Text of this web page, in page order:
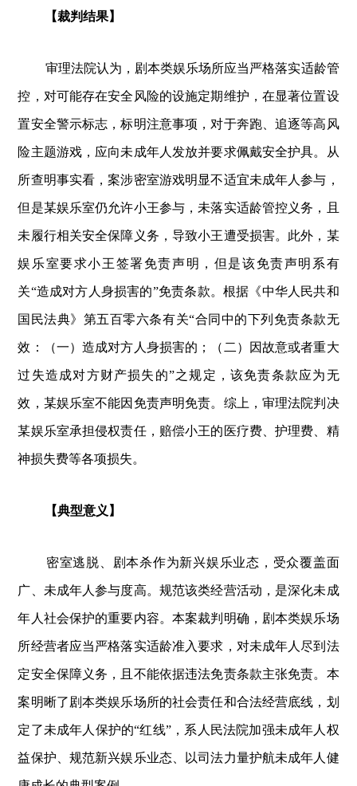
【裁判结果】
审理法院认为，剧本类娱乐场所应当严格落实适龄管
控，对可能存在安全风险的设施定期维护，在显著位置设
置安全警示标志，标明注意事项，对于奔跑、追逐等高风
险主题游戏，应向未成年人发放并要求佩戴安全护具。从
所查明事实看，案涉密室游戏明显不适宜未成年人参与，
但是某娱乐室仍允许小王参与，未落实适龄管控义务，且
未履行相关安全保障义务，导致小王遭受损害。此外，某
娱乐室要求小王签署免责声明，但是该免责声明系有
关“造成对方人身损害的”免责条款。根据《中华人民共和
国民法典》第五百零六条有关“合同中的下列免责条款无
效：（一）造成对方人身损害的；（二）因故意或者重大
过失造成对方财产损失的”之规定，该免责条款应为无
效，某娱乐室不能因免责声明免责。综上，审理法院判决
某娱乐室承担侵权责任，赔偿小王的医疗费、护理费、精
神损失费等各项损失。
【典型意义】
密室逃脱、剧本杀作为新兴娱乐业态，受众覆盖面
广、未成年人参与度高。规范该类经营活动，是深化未成
年人社会保护的重要内容。本案裁判明确，剧本类娱乐场
所经营者应当严格落实适龄准入要求，对未成年人尽到法
定安全保障义务，且不能依据违法免责条款主张免责。本
案明晰了剧本类娱乐场所的社会责任和合法经营底线，划
定了未成年人保护的“红线”，系人民法院加强未成年人权
益保护、规范新兴娱乐业态、以司法力量护航未成年人健